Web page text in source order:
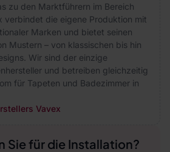
zu den Marktführern im Bereich
verbindet die eigene Produktion mit
Marken und bietet seinen
Mustern – von klassischen bis hin
Wir sind der einzige
und betreiben gleichzeitig
für Tapeten und Badezimmer in
Vavex
Sie für die Installation?